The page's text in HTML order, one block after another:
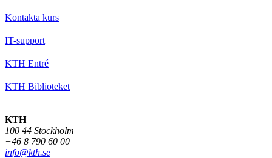
Kontakta kurs
IT-support
KTH Entré
KTH Biblioteket
KTH
100 44 Stockholm
+46 8 790 60 00
info@kth.se